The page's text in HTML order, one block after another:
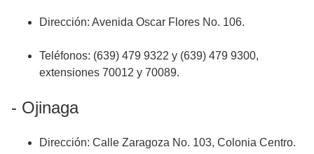
Dirección: Avenida Oscar Flores No. 106.
Teléfonos: (639) 479 9322 y (639) 479 9300,
extensiones 70012 y 70089.
- Ojinaga
Dirección: Calle Zaragoza No. 103, Colonia Centro.